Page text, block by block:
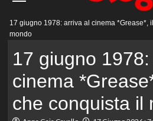
principale
17 giugno 1978: arriva al cinema *Grease*,
mondo
17 giugno
cinema
che conquista il